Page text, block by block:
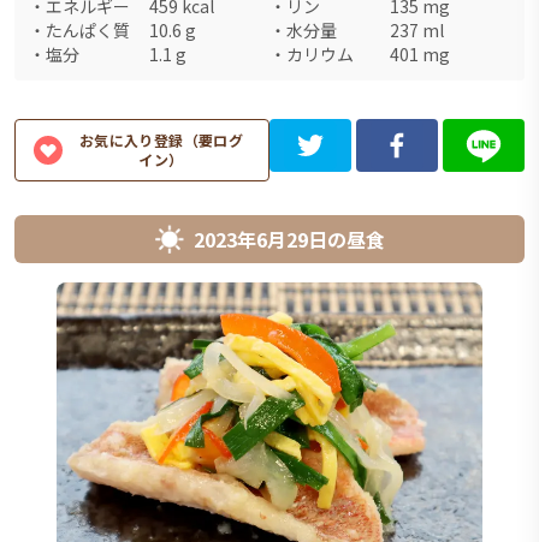
・ エネルギー 459 kcal ・ リン 135 mg
・ たんぱく質 10.6 g ・ 水分量 237 ml
・ 塩分 1.1 g ・ カリウム 401 mg
お気に入り登録（要ログ
イン）
2023年6月29日の昼食